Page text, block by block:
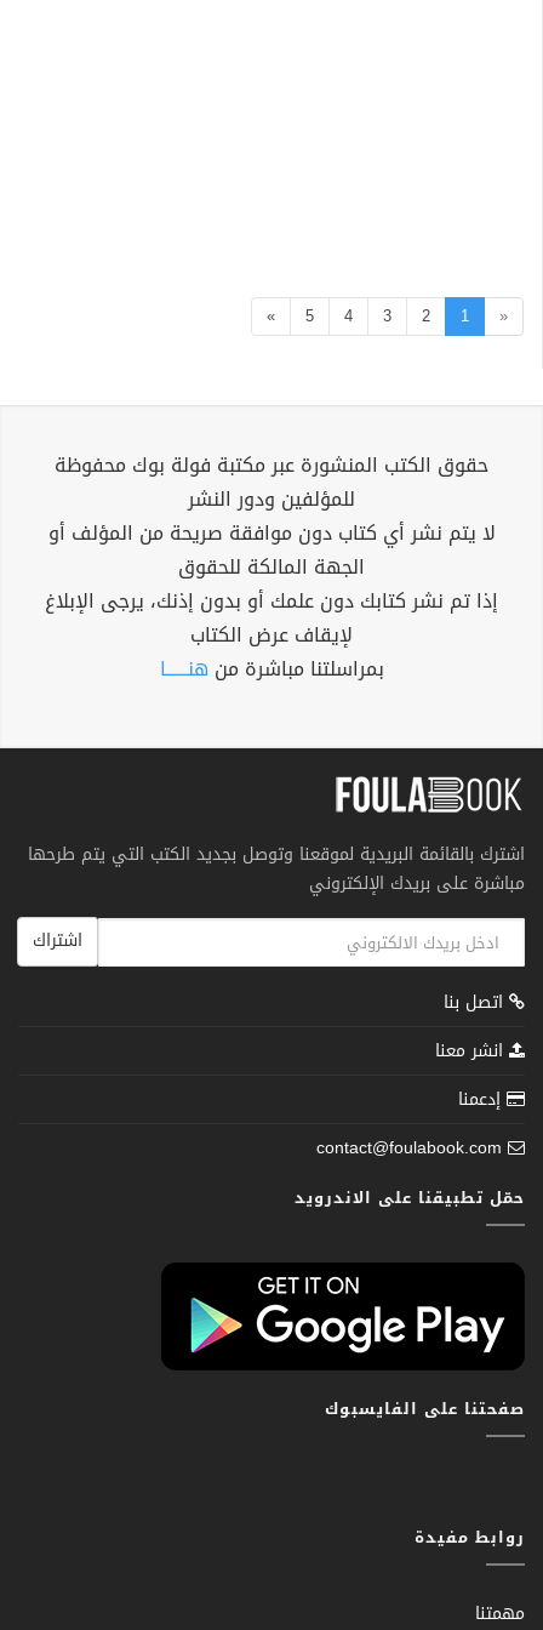
«
1
2
3
4
5
»
حقوق الكتب المنشورة عبر مكتبة فولة بوك محفوظة
للمؤلفين ودور النشر
لا يتم نشر أي كتاب دون موافقة صريحة من المؤلف أو
الجهة المالكة للحقوق
إذا تم نشر كتابك دون علمك أو بدون إذنك، يرجى الإبلاغ
لإيقاف عرض الكتاب
بمراسلتنا مباشرة من هنــــــا
اشترك بالقائمة البريدية لموقعنا وتوصل بجديد الكتب التي يتم طرحها
مباشرة على بريدك الإلكتروني
اشتراك
اتصل بنا
انشر معنا
إدعمنا
contact@foulabook.com
حمّل تطبيقنا على الاندرويد
صفحتنا على الفايسبوك
روابط مفيدة
مهمتنا